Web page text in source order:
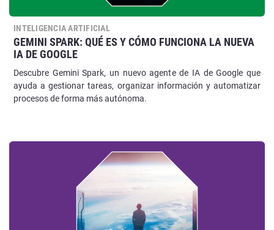
INTELIGENCIA ARTIFICIAL
GEMINI SPARK: QUÉ ES Y CÓMO FUNCIONA LA NUEVA
IA DE GOOGLE
Descubre Gemini Spark, un nuevo agente de IA de Google que
ayuda a gestionar tareas, organizar información y automatizar
procesos de forma más autónoma.